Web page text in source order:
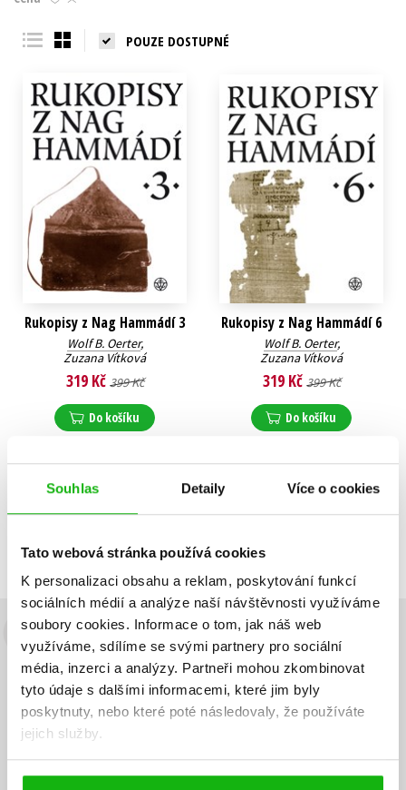
Souhlas Detaily Více o cookies
Tato webová stránka používá cookies
K personalizaci obsahu a reklam, poskytování funkcí
sociálních médií a analýze naší návštěvnosti využíváme
soubory cookies. Informace o tom, jak náš web
využíváme, sdílíme se svými partnery pro sociální
média, inzerci a analýzy. Partneři mohou zkombinovat
tyto údaje s dalšími informacemi, které jim byly
poskytnuty, nebo které poté následovaly, že používáte
jejich služby.
Young adult (SK)
POUZE DOSTUPNÉ
Rukopisy z Nag Hammádí 3
Wolf B. Oerter,
Zuzana Vítková
319 Kč 399 Kč
Do košíku
Rukopisy z Nag Hammádí 6
Wolf B. Oerter,
Zuzana Vítková
319 Kč 399 Kč
Do košíku
Zobraz záznamů
Zobrazuji 1 až 2 z celkem 2 záznamů
Předchozí 1 Další
Budete to vědět jako první!
Zajímá Vás, jaký knižní hit právě vychází, na jaké zboží je výhodná
sleva, jaká běží soutěž o ceny? Přihlášením k odběru našich e-
mailových novineksouhlasíte se zpracováním osobních údajů.
mailová
adresa
mailová
adresa
Vaše e-mailová adresa Přihlásit se